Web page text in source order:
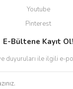
Youtube
Pinterest
E-Bültene Kayıt Ol!
duyuruları ile ilgili e-